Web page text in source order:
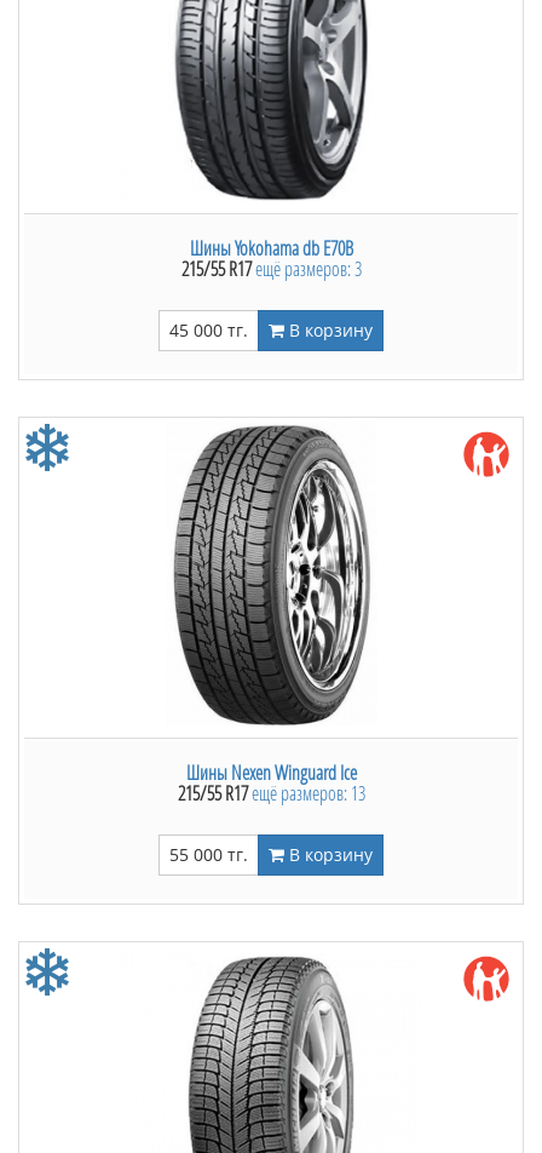
тягу автомобиля и уменьшает расход топлива. На
казахстанский рынок Triangle TR967 пришел вместе с
другими моделями данной китайской компании.
Пользуется спросом у любителей спортивных
моделей шин благодаря более низкому уровню
Шины Yokohama db E70B
215/55 R17ещё размеров: 3
45 000 тг. В корзину
Шины Nexen Winguard Ice
215/55 R17ещё размеров: 13
55 000 тг. В корзину